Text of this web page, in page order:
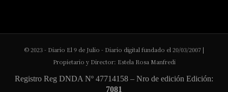
© 2023 - Diario El 9 de Julio - Diario digital fundado el 20/03/2007 |
Propietario y Director: Estela Rosa Manfredi
Registro Reg DNDA Nº 47714158 – Nro de edición Edición:
7081